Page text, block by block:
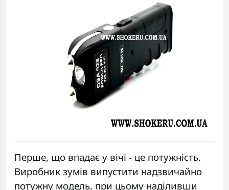
Перше, що впадає у вічі - це потужність.
Виробник зумів випустити надзвичайно
потужну модель, при цьому наділивши